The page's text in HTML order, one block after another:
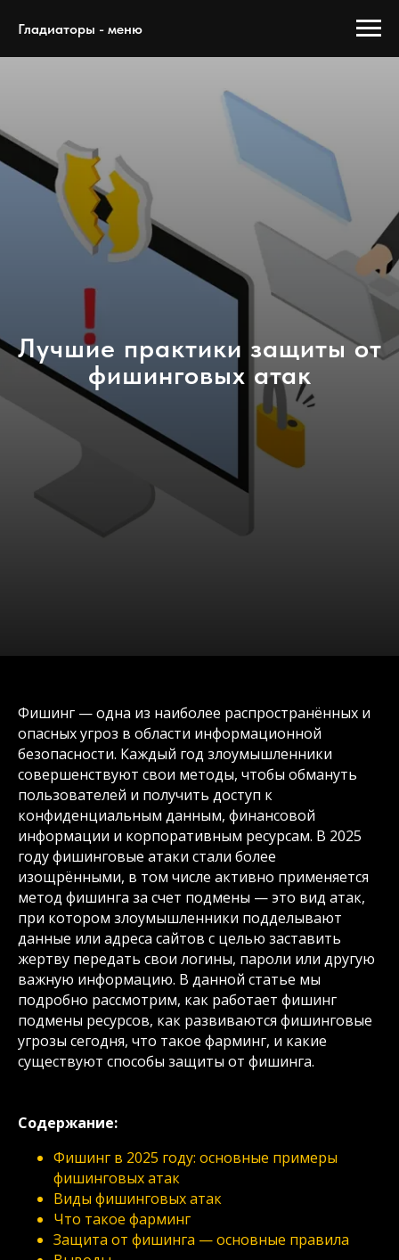
Гладиаторы - меню
Лучшие практики защиты от
фишинговых атак
Фишинг — одна из наиболее распространённых и
опасных угроз в области информационной
безопасности. Каждый год злоумышленники
совершенствуют свои методы, чтобы обмануть
пользователей и получить доступ к
конфиденциальным данным, финансовой
информации и корпоративным ресурсам. В 2025
году фишинговые атаки стали более
изощрёнными, в том числе активно применяется
метод фишинга за счет подмены — это вид атак,
при котором злоумышленники подделывают
данные или адреса сайтов с целью заставить
жертву передать свои логины, пароли или другую
важную информацию. В данной статье мы
подробно рассмотрим, как работает фишинг
подмены ресурсов, как развиваются фишинговые
угрозы сегодня, что такое фарминг, и какие
существуют способы защиты от фишинга.
Содержание:
Фишинг в 2025 году: основные примеры
фишинговых атак
Виды фишинговых атак
Что такое фарминг
Защита от фишинга — основные правила